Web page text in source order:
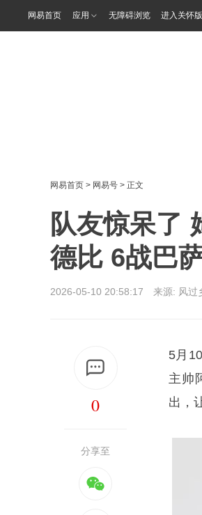
网易首页 应用 无障碍浏览 进入关怀版
网易首页 > 网易号 > 正文
队友惊呆了
德比 6战巴
2026-05-10 20:58:17 来源: 风过
0
分享至
5月
主帅
出，